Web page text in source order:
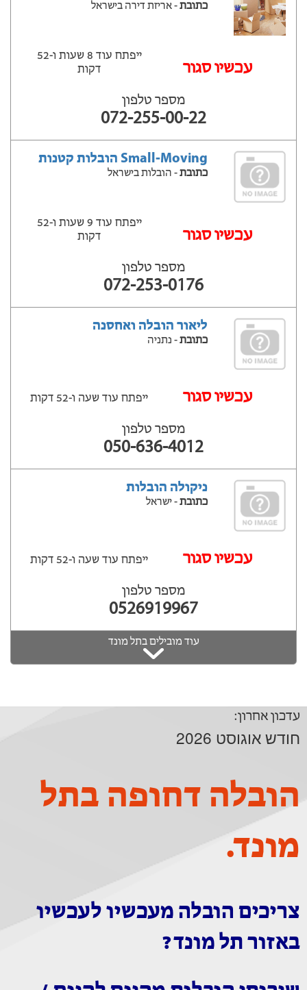
כתובת- אריזת דירה בישראל
עכשיו סגור
ייפתח עוד 8 שעות ‫ו-52
דקות
מספר טלפון
072-255-00-22
Small-Moving הובלות קטנות
כתובת- הובלות בישראל
עכשיו סגור
ייפתח עוד 9 שעות ‫ו-52
דקות
מספר טלפון
072-253-0176
ליאור הובלה ואחסנה
כתובת- נתניה
עכשיו סגור ייפתח עוד שעה ‫ו-52 דקות
מספר טלפון
050-636-4012
ניקולה הובלות
כתובת- ישראל
עכשיו סגור ייפתח עוד שעה ‫ו-52 דקות
מספר טלפון
0526919967
עוד מובילים בתל מונד
עדכון אחרון:
חודש אוגוסט 2026
הובלה דחופה בתל
מונד.
צריכים הובלה מעכשיו לעכשיו
באזור תל מונד?